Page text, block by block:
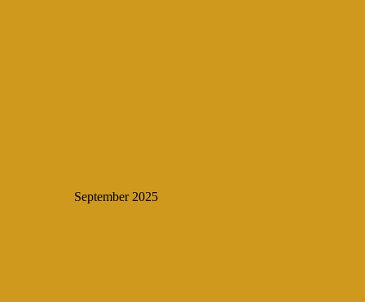
September 2025